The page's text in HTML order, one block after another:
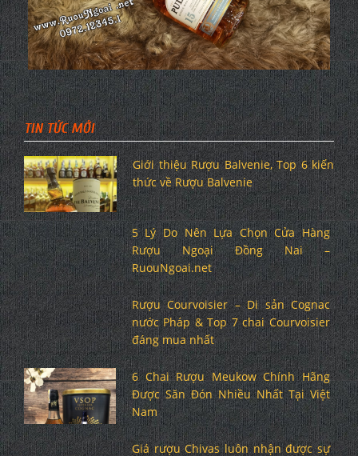
TIN TỨC MỚI
Giới thiệu Rượu Balvenie, Top 6 kiến
thức về Rượu Balvenie
5 Lý Do Nên Lựa Chọn Cửa Hàng
Rượu Ngoại Đồng Nai –
RuouNgoai.net
Rượu Courvoisier – Di sản Cognac
nước Pháp & Top 7 chai Courvoisier
đáng mua nhất
6 Chai Rượu Meukow Chính Hãng
Được Săn Đón Nhiều Nhất Tại Việt
Nam
Giá rượu Chivas luôn nhận được sự